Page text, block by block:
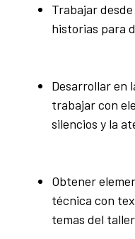
Trabajar
historias para
Desarrollar en
trabajar con
silencios y la
Obtener
técnica con
temas del